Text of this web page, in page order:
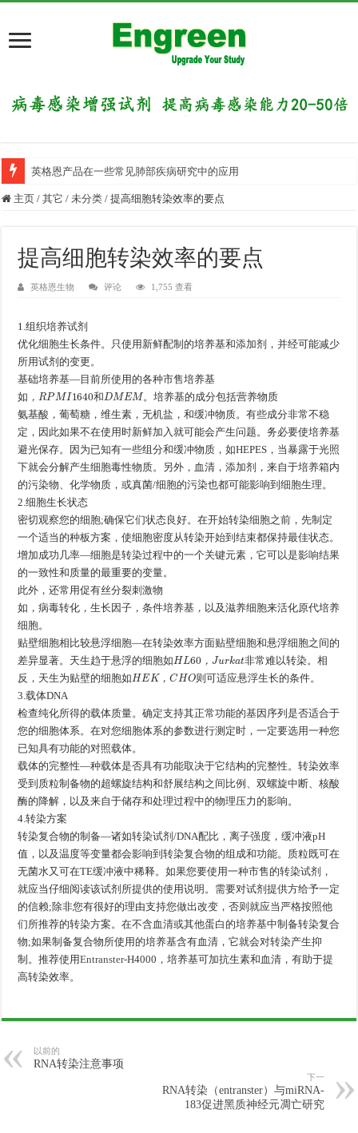
英格恩产品在一些常见肺部疾病研究中的应用
主页 / 其它 / 未分类 / 提高细胞转染效率的要点
提高细胞转染效率的要点
英格恩生物 评论 1,755 查看
1.组织培养试剂
优化细胞生长条件。只使用新鲜配制的培养基和添加剂，并经可能减少
所用试剂的变更。
基础培养基—目前所使用的各种市售培养基
如 RPM I1640 和D ME M 。培养基的成分包括营养物质
氨 基酸 ，葡萄糖 ，维生素，无机盐，和缓冲物质。有些成分非常不稳
定，因此如果不在使用时新鲜加入就可能会产生问题。务必要使培养基
避光保存。因为已知有一些组分和缓冲物质，如HEPES，当暴露于光照
下就会分解产生细胞毒性物质。另外，血清，添加剂，来自于培养箱内
的污染物、化学物质，或真菌/细胞的污染也都可能影响到细胞生理。
2.细胞生长状态
密切观察您的细胞;确保它们状态良好。在开始转染细胞之前，先制定
一个适当的种板方案，使细胞密度从转染开始到结束都保持最佳状态。
增加成功几率—细胞是转染过程中的一个关键元素，它可以是影响结果
的一致性和质量的最重要的变量。
此外，还常用促有丝分裂刺激物
如 病毒转 化 生 长 因 子 条 件 培养基 以 及 滋 养细胞来活化原代培养
细胞。
贴壁细胞相比较悬浮细胞—在转染效率方面贴壁细胞和悬浮细胞之间的
差异显著。天生趋于悬浮的细胞如 HL60， ur at
非常难以转染。相
反，天生为贴壁的细胞如 HEK， HO
则可适应悬浮生长的条件。
3.载体DNA
检查纯化所得的载体质量。确定支持其正常功能的基因序列是否适合于
您的细胞体系。在对您细胞体系的参数进行测定时，一定要选用一种您
已知具有功能的对照载体。
载体的完整性—种载体是否具有功能取决于它结构的完整性。转染效率
受到质粒制备物的超螺旋结构和舒展结构之间比例、双螺旋中断、核酸
酶的降解，以及来自于储存和处理过程中的物理压力的影响。
4.转染方案
转染复合物的制备—诸如转染试剂/DNA配比，离子强度，缓冲液pH
值，以及温度等变量都会影响到转染复合物的组成和功能。质粒既可在
无菌水又可在TE缓冲液中稀释。如果您要使用一种市售的转染试剂，
就应当仔细阅读该试剂所提供的使用说明。需要对试剂提供方给予一定
的信赖;除非您有很好的理由支持您做出改变，否则就应当严格按照他
们所推荐的转染方案。在不含血清或其他蛋白的培养基中制备转染复合
物;如果制备复合物所使用的培养基含有血清，它就会对转染产生抑
制。推荐使用Entranster-H4000，培养基可加抗生素和血清，有助于提
高转染效率。
以前的
RNA转染注意事项
下一
RNA转染（entranster）与miRNA-
183促进黑质神经元凋亡研究